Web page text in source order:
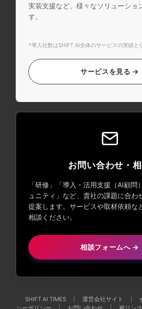
実装支援など、様々なソリューショ
す。
*導入社数はSHIFT AI全体のサービスの実績と
サービスを見る →
お問い合わせ・
「研修」「導入・活用支援（AI顧問
ュニティ」など、貴社の課題に合わ
提案します。サービスや取材依頼な
相談ください。
相談フォームへ →
SHIFT AI TIMES 運営会社サイト